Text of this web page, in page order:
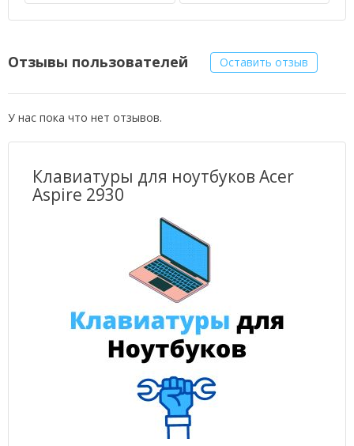
Отзывы пользователей Оставить отзыв
У нас пока что нет отзывов.
Клавиатуры для ноутбуков Acer
Aspire 2930